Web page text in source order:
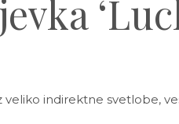
veliko indirektne svetlobe,